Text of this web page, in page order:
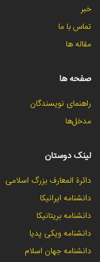
خبر
تماس با ما
مقاله ها
صفحه ها
راهنمای نویسندگان
مدخل‌ها
لینک دوستان
دائرة المعارف بزرگ اسلامی
دانشنامه ایرانیکا
دانشنامه بریتانیکا
دانشنامه ویکی پدیا
دانشنامه جهان اسلام